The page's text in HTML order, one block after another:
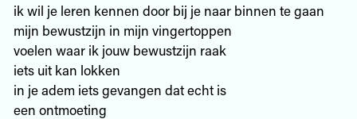
ik wil je leren kennen door bij je naar binnen te gaan
mijn bewustzijn in mijn vingertoppen
voelen waar ik jouw bewustzijn raak
iets uit kan lokken
in je adem iets gevangen dat echt is
een ontmoeting